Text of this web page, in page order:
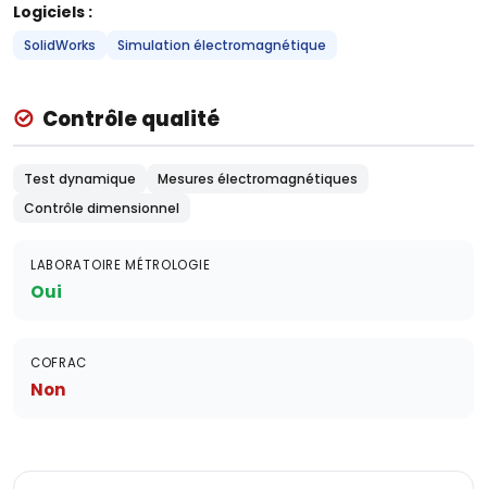
Logiciels :
SolidWorks Simulation électromagnétique
Contrôle qualité
Test dynamique
Mesures électromagnétiques
Contrôle dimensionnel
LABORATOIRE MÉTROLOGIE
Oui
COFRAC
Non